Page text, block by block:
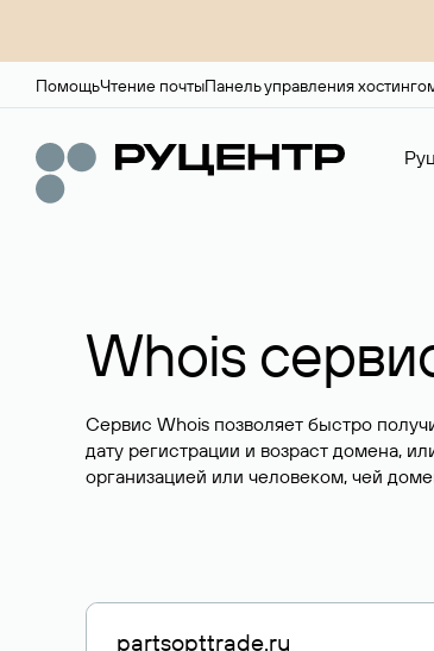
ПомощьЧтение почтыПанель управления
Whois
Сервис Whois позволяет быстро
дату регистрации и возраст домена,
организацией или человеком, чей